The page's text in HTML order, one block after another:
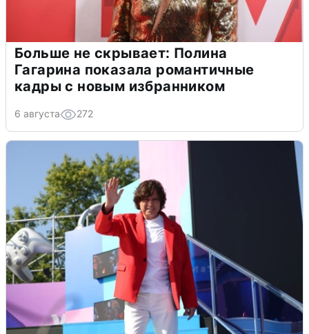
Больше не скрывает: Полина
Гагарина показала романтичные
кадры с новым избранником
6 августа 272